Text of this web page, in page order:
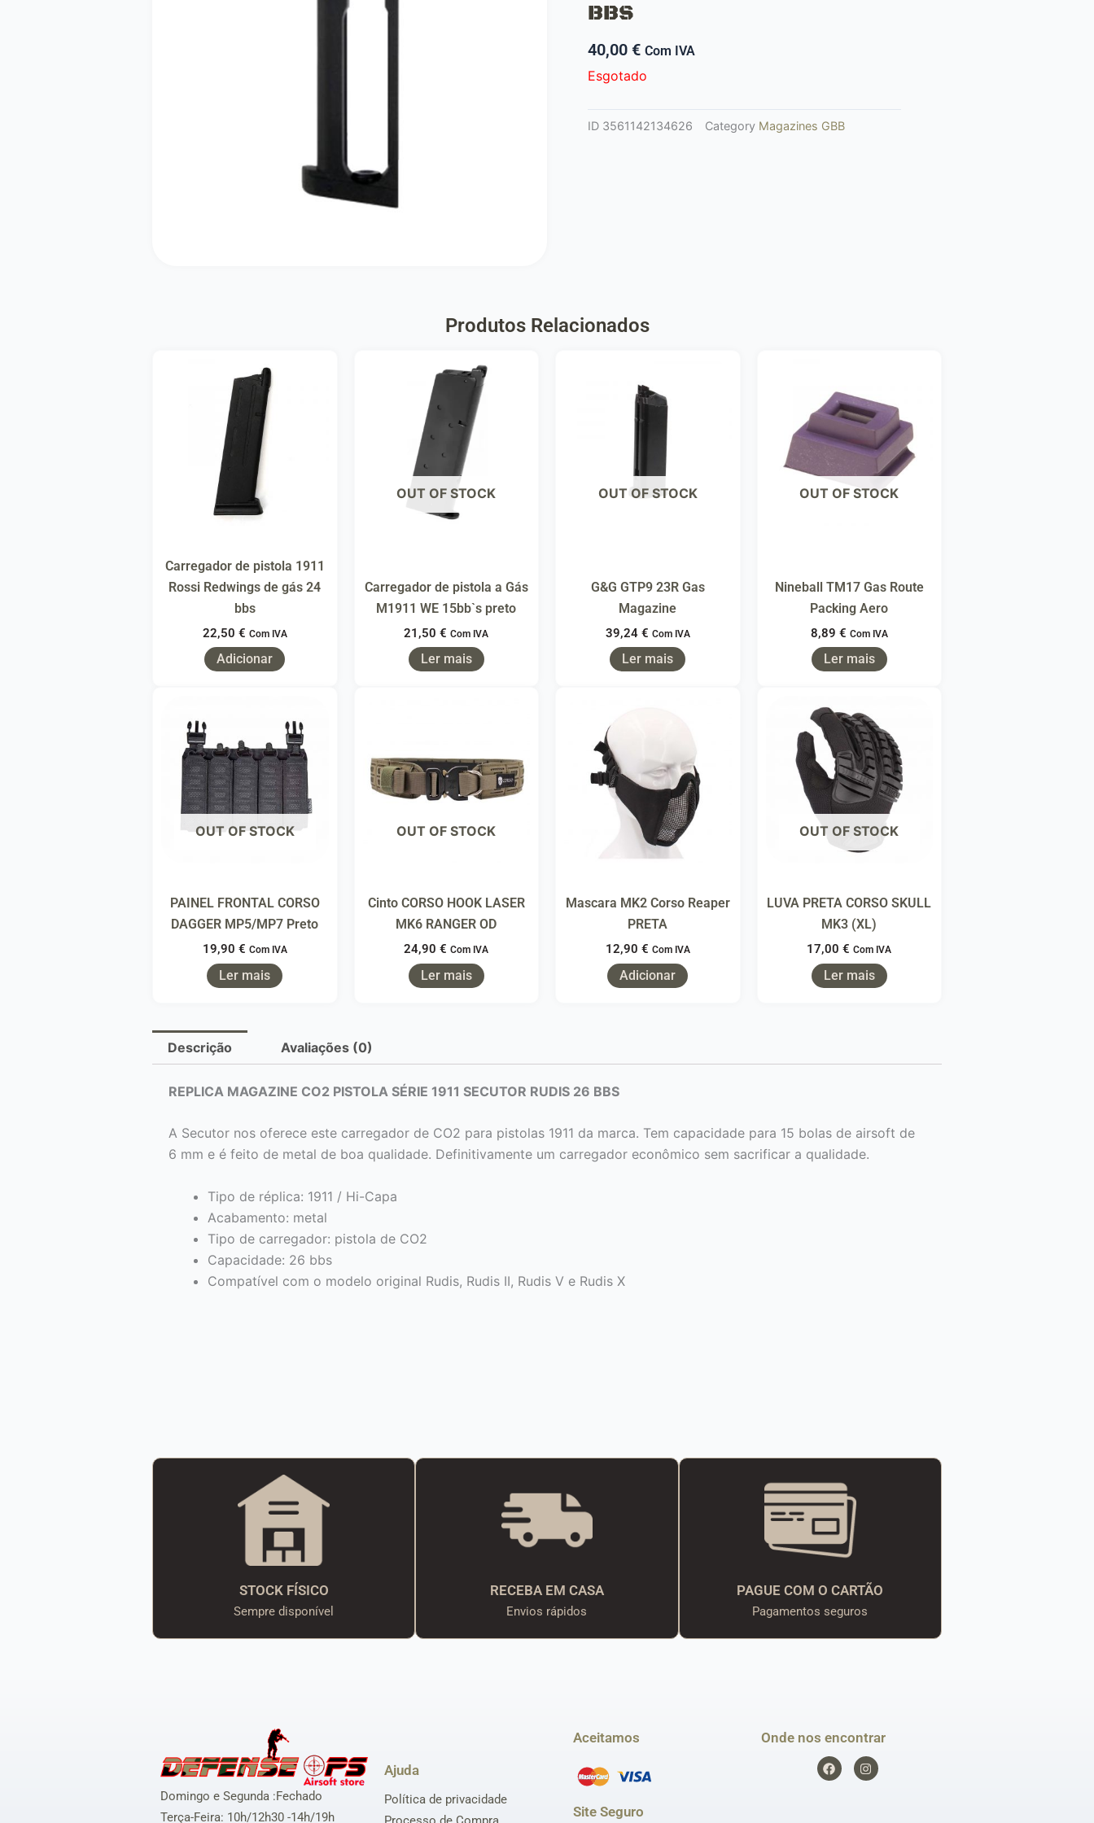
BBS
40,00 € Com IVA
Esgotado
ID 3561142134626 Category Magazines GBB
Produtos Relacionados
Carregador de pistola 1911
Rossi Redwings de gás 24
bbs
22,50 € Com IVA
Adicionar
OUT OF STOCK
Carregador de pistola a Gás
M1911 WE 15bb`s preto
21,50€ Com IVA
Ler mais
OUT OF STOCK
G&G GTP9 23R Gas
Magazine
39,24 € Com IVA
Ler mais
OUT OF STOCK
Nineball TM17 Gas Route
Packing Aero
8,89 € Com IVA
Ler mais
OUT OF STOCK
PAINEL FRONTAL CORSO
DAGGER MP5/MP7 Preto
19,90 € Com IVA
Ler mais
OUT OF STOCK
Cinto CORSO HOOK LASER
MK6 RANGER OD
24,90€ Com IVA
Ler mais
Mascara MK2 Corso Reaper
PRETA
12,90 € Com IVA
Adicionar
OUT OF STOCK
LUVA PRETA CORSO SKULL
MK3 (XL)
17,00€ Com IVA
Ler mais
Descrição Avaliações (0)
REPLICA MAGAZINE CO2 PISTOLA SÉRIE 1911 SECUTOR RUDIS 26 BBS
A Secutor nos oferece este carregador de CO2 para pistolas 1911 da marca. Tem capacidade para 15 bolas de airsoft de
6 mm e é feito de metal de boa qualidade. Definitivamente um carregador econômico sem sacrificar a qualidade.
Tipo de réplica: 1911 / Hi-Capa
Acabamento: metal
Tipo de carregador: pistola de CO2
Capacidade: 26 bbs
Compatível com o modelo original Rudis, Rudis II, Rudis V e Rudis X
STOCK FÍSICO
Sempre disponível
RECEBA EM CASA
Envios rápidos
PAGUE COM O CARTÃO
Pagamentos seguros
Domingo e Segunda :Fechado
Terça-Feira: 10h/12h30 -14h/19h
Ajuda
Política de privacidade
Aceitamos
Site Seguro
Onde nos encontrar
F
a
I
n